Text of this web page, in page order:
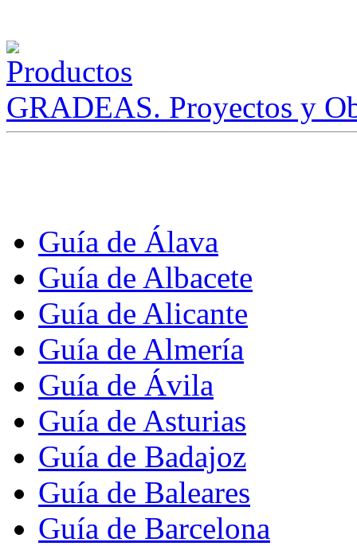
GRADEAS. Proyectos y
Guía de Álava
Guía de Albacete
Guía de Alicante
Guía de Almería
Guía de Ávila
Guía de Asturias
Guía de Badajoz
Guía de Baleares
Guía de Barcelona